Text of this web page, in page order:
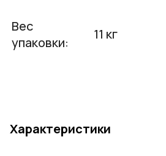
Вес
упаковки:
11 кг
Характеристики